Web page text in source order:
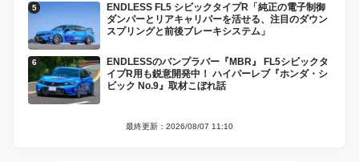
ENDLESS FL5 シビックタイプR「純正の電子制御
ダンパーとリアキャリパーを活せる、注目のダウン
スプリングと前後ブレーキシステム」
ENDLESSのバンプラバー『MBR』 FL5シビックタ
イプR用も鋭意開発中！ ハイパーレブ『ホンダ・シ
ビック No.9』取材こぼれ話
最終更新：2026/08/07 11:10